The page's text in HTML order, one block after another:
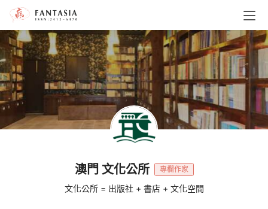
澳門 文化公所 專欄作家
文化公所 = 出版社 + 書店 + 文化空間